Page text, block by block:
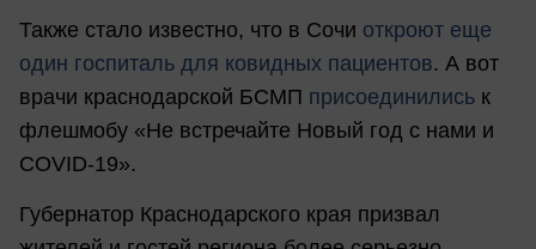
Также стало известно, что в Сочи откроют еще
один госпиталь для ковидных пациентов. А вот
врачи краснодарской БСМП присоединились к
флешмобу «Не встречайте Новый год с нами и
COVID-19».
Губернатор Краснодарского края призвал